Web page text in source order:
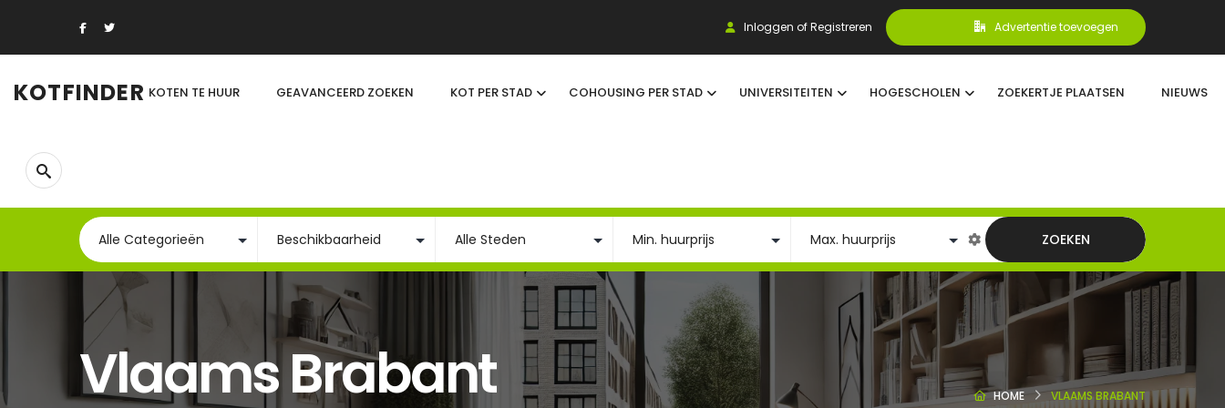
Inloggen of Registreren Advertentie toevoegen
KOTFINDER KOTEN TE HUUR GEAVANCEERD ZOEKEN KOT PER STAD COHOUSING PER STAD UNIVERSITEITEN HOGESCHOLEN ZOEKERTJE PLAATSEN NIEUWS
ZOEKEN
Vlaams Brabant HOME VLAAMS BRABANT